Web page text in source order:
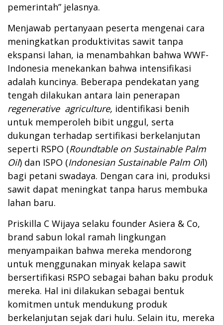
pemerintah” jelasnya.
Menjawab pertanyaan peserta mengenai cara
meningkatkan produktivitas sawit tanpa
ekspansi lahan, ia menambahkan bahwa WWF-
Indonesia menekankan bahwa intensifikasi
adalah kuncinya. Beberapa pendekatan yang
tengah dilakukan antara lain penerapan
regenerative agriculture, identifikasi benih
untuk memperoleh bibit unggul, serta
dukungan terhadap sertifikasi berkelanjutan
seperti RSPO (Roundtable on Sustainable Palm
Oil) dan ISPO (Indonesian Sustainable Palm Oil)
bagi petani swadaya. Dengan cara ini, produksi
sawit dapat meningkat tanpa harus membuka
lahan baru.
Priskilla C Wijaya selaku founder Asiera & Co,
brand sabun lokal ramah lingkungan
menyampaikan bahwa mereka mendorong
untuk menggunakan minyak kelapa sawit
bersertifikasi RSPO sebagai bahan baku produk
mereka. Hal ini dilakukan sebagai bentuk
komitmen untuk mendukung produk
berkelanjutan sejak dari hulu. Selain itu, mereka